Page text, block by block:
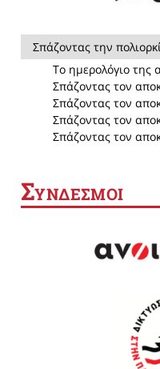
Σπάζοντας την
Το ημερολόγιο της
Σπάζοντας τον
Σπάζοντας τον
Σπάζοντας τον
Σπάζοντας τον
ΣΥΝΔΕΣΜΟΙ